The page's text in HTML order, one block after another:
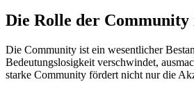
Die Rolle der
Die Community ist ein wesentlicher
Bedeutungslosigkeit verschwindet,
starke Community fördert nicht nur die